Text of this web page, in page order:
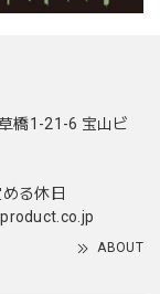
橋1-21-6 宝山ビ
る休日
ABOUT